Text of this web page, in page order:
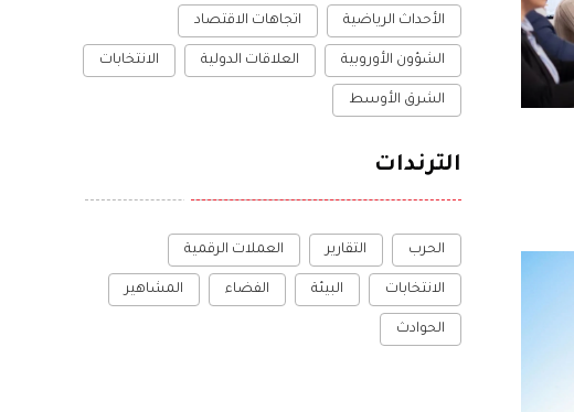
الأحداث الرياضية اتجاهات الاقتصاد
الشؤون الأوروبية العلاقات الدولية الانتخابات
الشرق الأوسط
الترندات
الحرب التقارير العملات الرقمية
الانتخابات البيئة الفضاء المشاهير
الحوادث